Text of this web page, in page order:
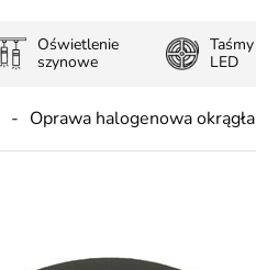
Oświetlenie
szynowe
Taśmy
LED
Oprawa halogenowa okrągła